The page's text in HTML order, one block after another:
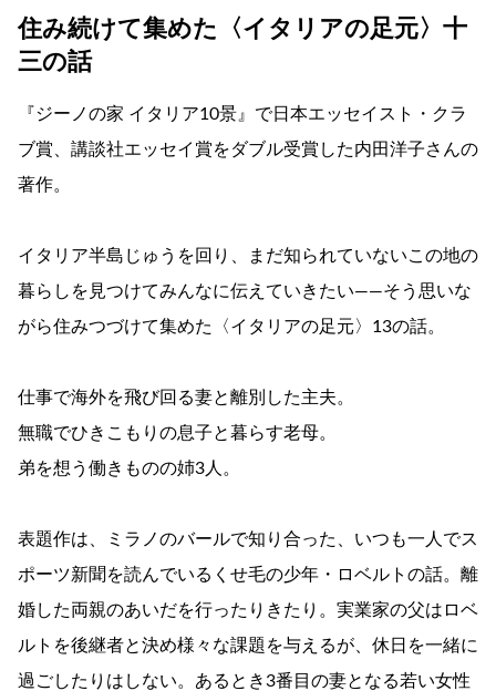
住み続けて集めた〈イタリアの足元〉十
三の話
『ジーノの家 イタリア10景』で日本エッセイスト・クラ
ブ賞、講談社エッセイ賞をダブル受賞した内田洋子さんの
著作。
イタリア半島じゅうを回り、まだ知られていないこの地の
暮らしを見つけてみんなに伝えていきたい――そう思いな
がら住みつづけて集めた〈イタリアの足元〉13の話。
仕事で海外を飛び回る妻と離別した主夫。
無職でひきこもりの息子と暮らす老母。
弟を想う働きものの姉3人。
表題作は、ミラノのバールで知り合った、いつも一人でス
ポーツ新聞を読んでいるくせ毛の少年・ロベルトの話。離
婚した両親のあいだを行ったりきたり。実業家の父はロベ
ルトを後継者と決め様々な課題を与えるが、休日を一緒に
過ごしたりはしない。あるとき3番目の妻となる若い女性